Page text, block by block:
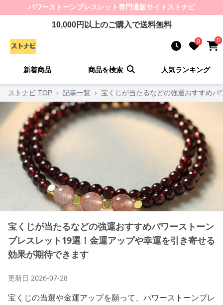
パワーストーンブレスレット専門通販サイト ストナビ
10,000円以上のご購入で送料無料
0 0
新着商品 商品を検索 人気ランキング
ストナビ TOP › 記事一覧 › 宝くじが当たるなどの強運おすすめ
宝くじが当たるなどの強運おすすめパワーストーン
ブレスレット19選！金運アップや幸運を引き寄せる
効果が期待できます
更新日 2026-07-28
宝くじの当選や金運アップを願って、パワーストーンブレ